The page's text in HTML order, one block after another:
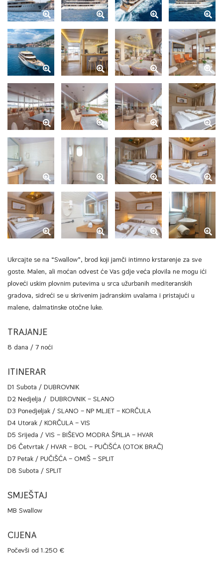
Ukrcajte se na “Swallow”, brod koji jamči intimno krstarenje za sve
goste. Malen, ali moćan odvest će Vas gdje veća plovila ne mogu ići
ploveći uskim plovnim putevima u srca užurbanih mediteranskih
gradova, sidreći se u skrivenim jadranskim uvalama i pristajući u
malene, dalmatinske otočne luke.
TRAJANJE
8 dana / 7 noći
ITINERAR
D1 Subota / DUBROVNIK
D2 Nedjelja / DUBROVNIK – SLANO
D3 Ponedjeljak / SLANO – NP MLJET – KORČULA
D4 Utorak / KORČULA – VIS
D5 Srijeda / VIS – BIŠEVO MODRA ŠPILJA – HVAR
D6 Četvrtak / HVAR – BOL – PUČIŠĆA (OTOK BRAČ)
D7 Petak / PUČIŠĆA – OMIŠ – SPLIT
D8 Subota / SPLIT
SMJEŠTAJ
MB Swallow
CIJENA
Počevši od 1.250 €